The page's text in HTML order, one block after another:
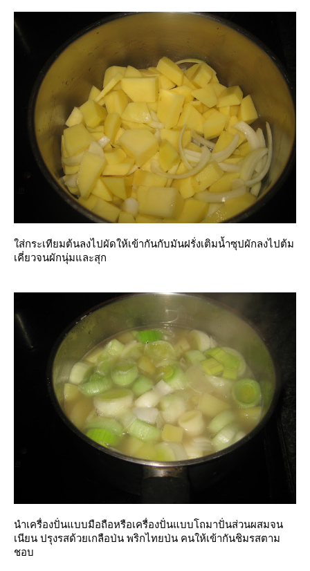
ส่กระเทียมต้นลงไปผัดให้เข้ากันกับมันฝรั่งเติมน้ำซุปผักลงไปต้ม
เคี่ยวจนผักนุ่มและสุก
นำเครื่องปั่นแบบมือถือหรือเครื่องปั่นแบบโถมาปั่นส่วนผสมจน
เนียน ปรุงรสด้วยเกลือป่น พริกไทยป่น คนให้เข้ากันชิมรสตาม
ชอบ